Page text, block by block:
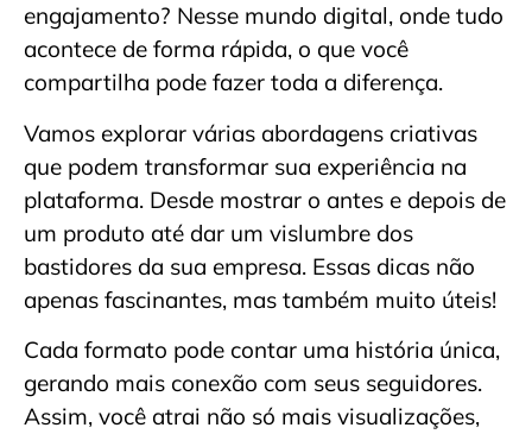
engajamento? Nesse mundo digital, onde tudo
acontece de forma rápida, o que você
compartilha pode fazer toda a diferença.
Vamos explorar várias abordagens criativas
que podem transformar sua experiência na
plataforma. Desde mostrar o antes e depois de
um produto até dar um vislumbre dos
bastidores da sua empresa. Essas dicas não
apenas fascinantes, mas também muito úteis!
Cada formato pode contar uma história única,
gerando mais conexão com seus seguidores.
Assim, você atrai não só mais visualizações,